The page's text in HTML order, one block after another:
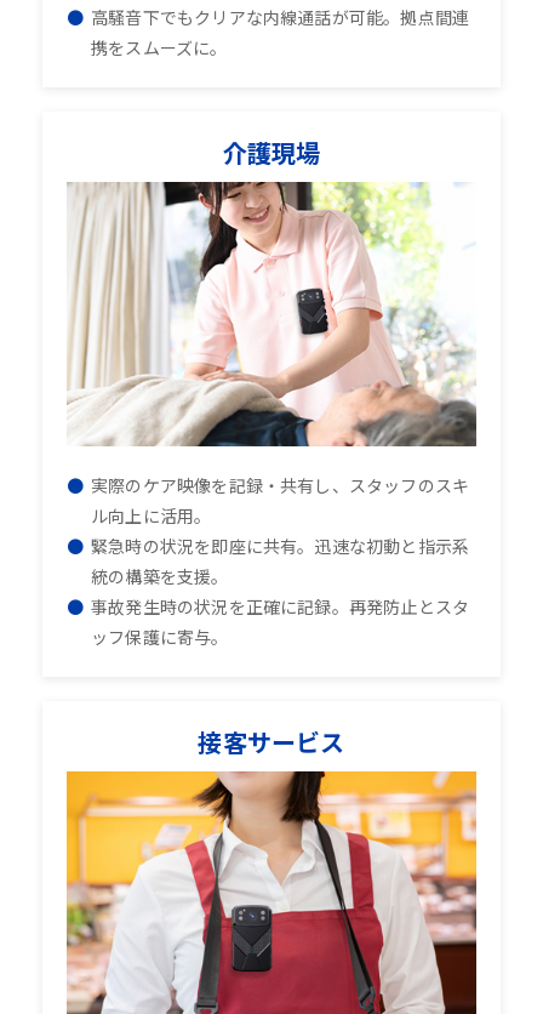
高騒音下でもクリアな内線通話が可能。拠点間連
携をスムーズに。
介護現場
実際のケア映像を記録・共有し、スタッフのスキ
ル向上に活用。
緊急時の状況を即座に共有。迅速な初動と指示系
統の構築を支援。
事故発生時の状況を正確に記録。再発防止とスタ
ッフ保護に寄与。
接客サービス